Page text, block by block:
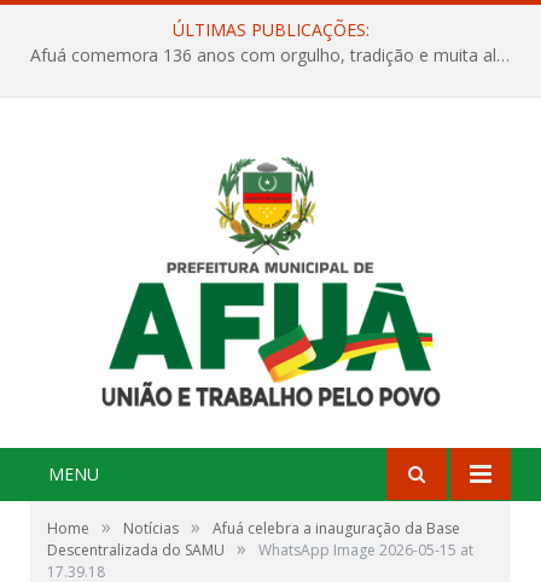
ÚLTIMAS PUBLICAÇÕES:
Afuá comemora 136 anos com orgulho, tradição e muita alegria na Quadra Dr. Nelson Salomão
MENU
Home » Notícias »
Afuá celebra a inauguração da Base
Descentralizada do SAMU
»
WhatsApp Image 2026-05-15 at
17.39.18